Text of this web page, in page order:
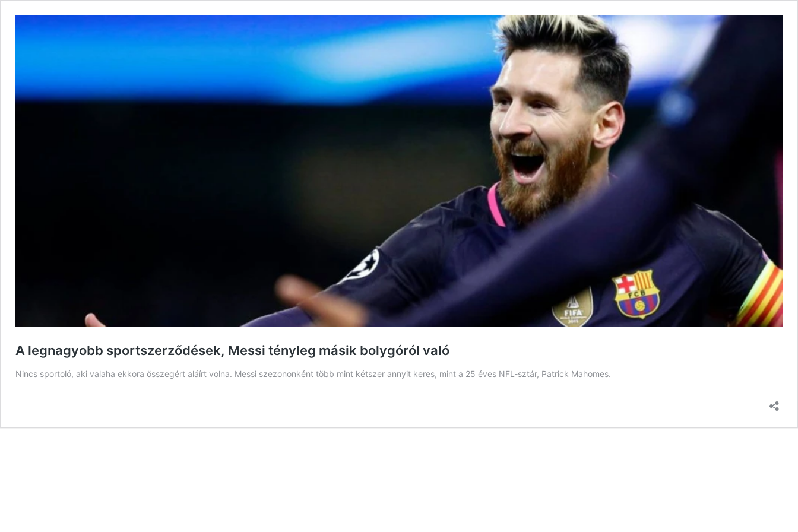
A legnagyobb sportszerződések, Messi tényleg másik bolygóról való
Nincs sportoló, aki valaha ekkora összegért aláírt volna. Messi szezononként több mint kétszer annyit keres, mint a 25 éves NFL-sztár, Patrick Mahomes.